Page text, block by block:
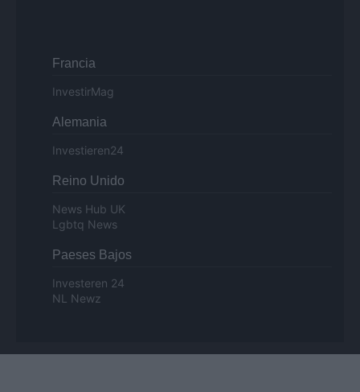
Francia
InvestirMag
Alemania
Investieren24
Reino Unido
News Hub UK
Lgbtq News
Paeses Bajos
Investeren 24
NL Newz